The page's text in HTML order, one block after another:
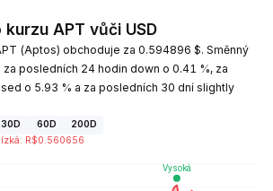
APT vůči USD
(Aptos) obchoduje za 0.594896 $. Směnný
za posledních 24 hodin down o 0.41 %, za
o 5.93 % a za posledních 30 dní slightly
30D 60D
200D
: R$0.560656